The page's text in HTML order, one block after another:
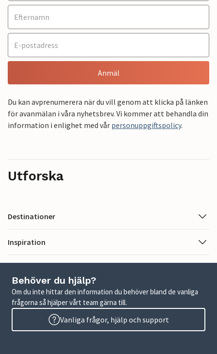
Anmäl
Du kan avprenumerera när du vill genom att klicka på länken
för avanmälan i våra nyhetsbrev. Vi kommer att behandla din
information i enlighet med vår personuppgiftspolicy.
Utforska
Destinationer
Inspiration
Behöver du hjälp?
Om du inte hittar den information du behöver bland de vanliga
frågorna så hjälper vårt team gärna till.
Vanliga frågor, hjälp och support